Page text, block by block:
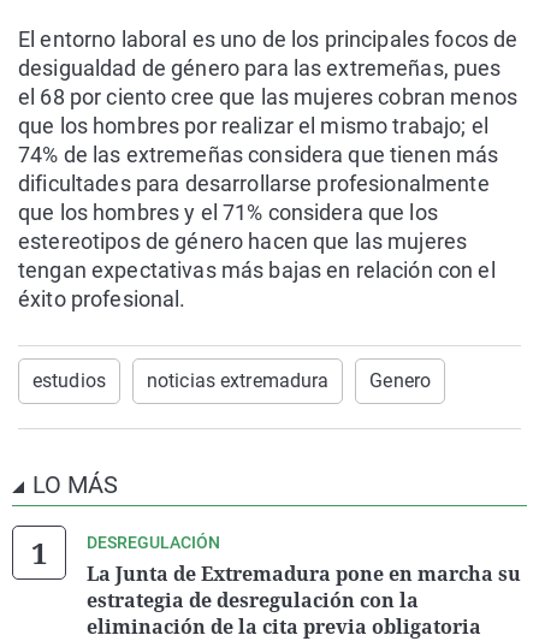
El entorno laboral es uno de los principales focos de
desigualdad de género para las extremeñas, pues
el 68 por ciento cree que las mujeres cobran menos
que los hombres por realizar el mismo trabajo; el
74% de las extremeñas considera que tienen más
dificultades para desarrollarse profesionalmente
que los hombres y el 71% considera que los
estereotipos de género hacen que las mujeres
tengan expectativas más bajas en relación con el
éxito profesional.
estudios noticias extremadura Genero
LO MÁS
DESREGULACIÓN
La Junta de Extremadura pone en marcha su
estrategia de desregulación con la
eliminación de la cita previa obligatoria